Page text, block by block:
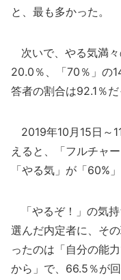
と、最も多かった。
次いで、やる気満
20.0％、「70％」の
答者の割合は92.1％だ
2019年10月15日～
えると、「フルチャ
「やる気」が「60%
「やるぞ！」の気
選んだ内定者に、そ
ったのは「自分の能
から」で、66.5％が